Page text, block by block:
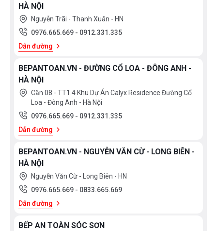
HÀ NỘI
Nguyễn Trãi - Thanh Xuân - HN
0976.665.669 - 0912.331.335
Dẫn đường
BEPANTOAN.VN - ĐƯỜNG CỔ LOA - ĐÔNG ANH -
HÀ NỘI
Căn 08 - TT1.4 Khu Dự Án Calyx Residence Đường Cổ
Loa - Đông Anh - Hà Nội
0976.665.669 - 0912.331.335
Dẫn đường
BEPANTOAN.VN - NGUYỄN VĂN CỪ - LONG BIÊN -
HÀ NỘI
Nguyễn Văn Cừ - Long Biên - HN
0976.665.669 - 0833.665.669
Dẫn đường
BẾP AN TOÀN SÓC SƠN